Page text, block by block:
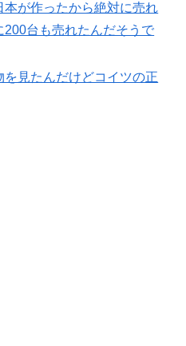
では日本で定着してるものっ
（海外の反応）
だ」16歳MF三井寺眞、衝撃
2位の記録！3得点に絡む活躍
】
が作ったから絶対に売れ
台も売れたんだそうで
見たんだけどコイツの正